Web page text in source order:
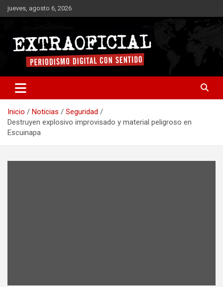
Saltar
al
jueves, agosto 6, 2026
Extraoficial
Inicio Noticias
Seguridad
Destruyen explosivo improvisado y material peligroso en
Escuinapa